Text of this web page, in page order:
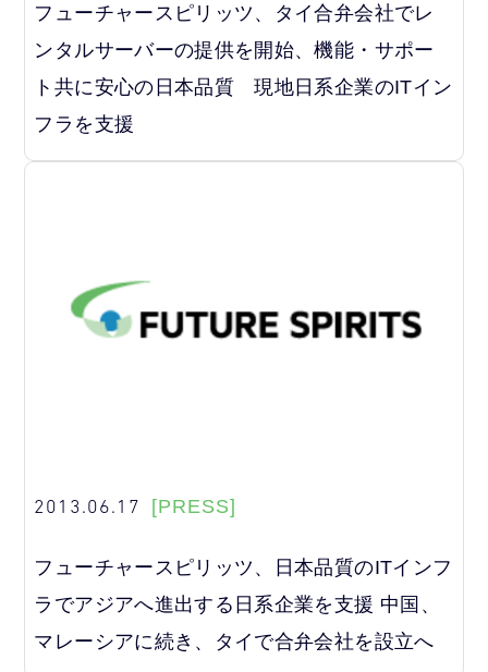
フューチャースピリッツ、タイ合弁会社でレ
ンタルサーバーの提供を開始、機能・サポー
ト共に安心の日本品質 現地日系企業のITイン
フラを支援
2013.06.17 [PRESS]
フューチャースピリッツ、日本品質のITインフ
ラでアジアへ進出する日系企業を支援 中国、
マレーシアに続き、タイで合弁会社を設立へ